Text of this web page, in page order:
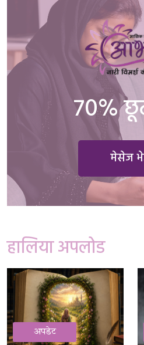
70%
मेसेज
हालिया अपलोड
अपडेट